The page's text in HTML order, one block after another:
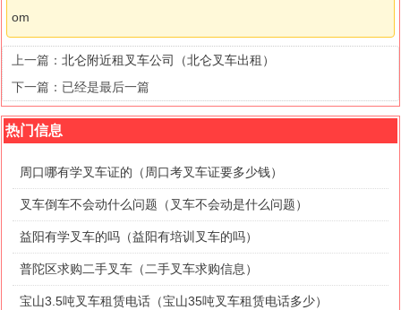
om
上一篇： 北仑附近租叉车公司（北仑叉车出租）
下一篇：已经是最后一篇
热门信息
周口哪有学叉车证的（周口考叉车证要多少钱）
叉车倒车不会动什么问题（叉车不会动是什么问题）
益阳有学叉车的吗（益阳有培训叉车的吗）
普陀区求购二手叉车（二手叉车求购信息）
宝山3.5吨叉车租赁电话（宝山35吨叉车租赁电话多少）